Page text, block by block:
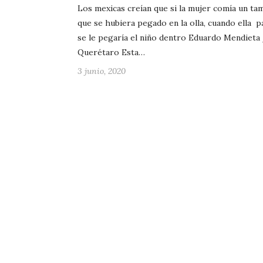
Los mexicas creían que si la mujer comía un
que se hubiera pegado en la olla, cuando ella
se le pegaría el niño dentro Eduardo
Querétaro Esta…
3 junio, 2020